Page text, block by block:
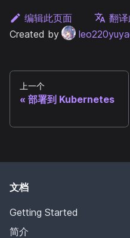
编辑此页面
翻
Created by
上一个
部署到 Kubernetes
文档
Getting Started
简介